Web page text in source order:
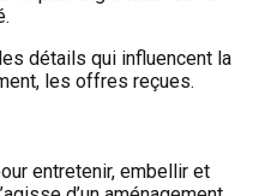
détails qui influencent la
les offres reçues.
entretenir, embellir et